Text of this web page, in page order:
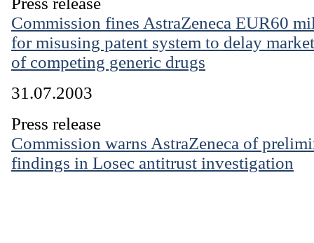
Commission fines AstraZeneca EUR60
for misusing patent system to delay
of competing generic drugs
31.07.2003
Press release
Commission warns AstraZeneca of
findings in Losec antitrust investigation